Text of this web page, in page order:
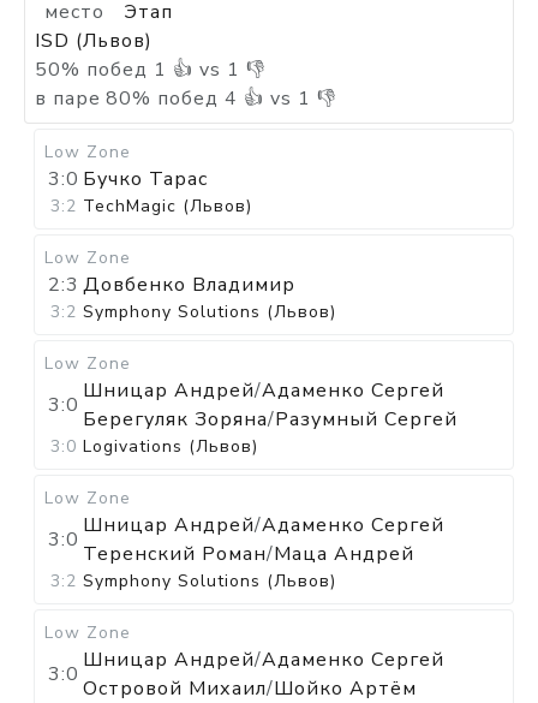
место
Этап
ISD (Львов)
50% побед 1 👍 vs 1 👎
в паре 80% побед 4 👍 vs 1 👎
Low Zone
3:0 Бучко Тарас
3:2 TechMagic (Львов)
Low Zone
2:3 Довбенко Владимир
3:2 Symphony Solutions (Львов)
Low Zone
3:0
Шницар Андрей/Адаменко Сергей
Берегуляк Зоряна/Разумный Сергей
3:0 Logivations (Львов)
Low Zone
3:0
Шницар Андрей/Адаменко Сергей
Теренский Роман/Маца Андрей
3:2 Symphony Solutions (Львов)
Low Zone
3:0
Шницар Андрей/Адаменко Сергей
Островой Михаил/Шойко Артём